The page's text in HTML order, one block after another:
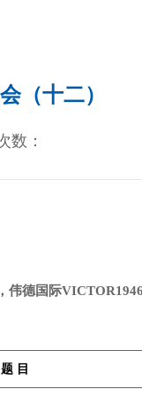
（十二）
数：
德国际
题 目